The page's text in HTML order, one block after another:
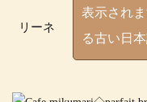
リーネ
表示され
る古い日